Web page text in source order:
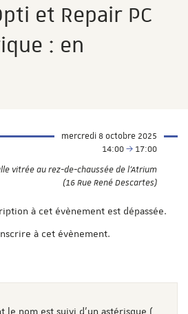
et Repair PC
: en
mercredi 8 octobre 2025
14:00
17:00
vitrée au rez-de-chaussée de l'Atrium
(16 Rue René Descartes)
à cet évènement est dépassée.
à cet évènement.
le nom est suivi d'un astérisque (